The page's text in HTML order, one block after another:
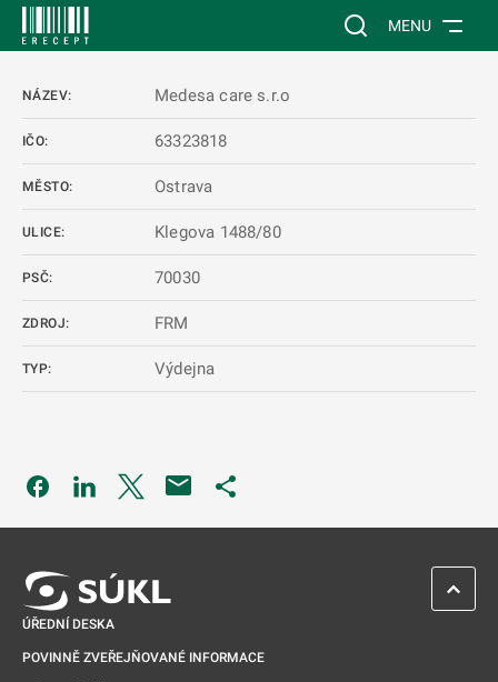
Vyhledávání na
MENU
NÁZEV: Medesa care s.r.o
IČO: 63323818
MĚSTO: Ostrava
ULICE: Klegova 1488/80
PSČ: 70030
ZDROJ: FRM
TYP: Výdejna
Odkaz se otevře na nové kartě
Odkaz se otevře na nové kartě
Odkaz se otevře na nové kartě
ÚŘEDNÍ DESKA
POVINNĚ ZVEŘEJŇOVANÉ INFORMACE
ZPĚT